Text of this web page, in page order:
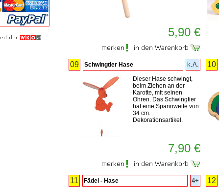
5,90 €
09 Schwingtier Hase k.A.
Dieser Hase schwingt,
beim Ziehen an der
Karotte, mit seinen
Ohren. Das Schwingtier
hat eine Spannweite von
34 cm.
Dekorationsartikel.
7,90 €
10
11 Fädel - Hase 4+ 12